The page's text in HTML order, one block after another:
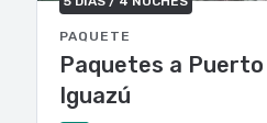
PAQUETE
Paquetes a Puerto
Iguazú